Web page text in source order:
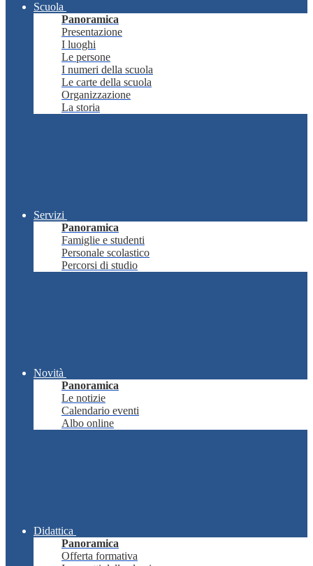
Scuola
Panoramica
Presentazione
I luoghi
Le persone
I numeri della scuola
Le carte della scuola
Organizzazione
La storia
Servizi
Panoramica
Famiglie e studenti
Personale scolastico
Percorsi di studio
Novità
Panoramica
Le notizie
Calendario eventi
Albo online
Didattica
Panoramica
Offerta formativa